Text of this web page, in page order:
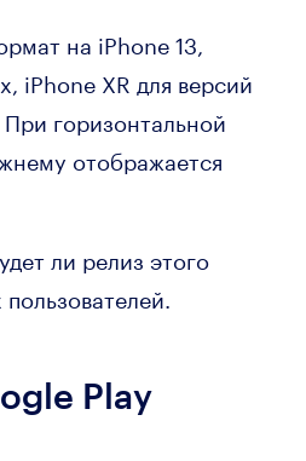
на iPhone 13,
iPhone XR для версий
При горизонтальной
отображается
ли релиз этого
Play